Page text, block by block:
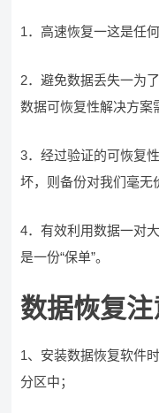
1．高速恢复一这是任
2．避免数据丢失一为
数据可恢复性解决方案
3．经过验证的可恢复
坏，则备份对我们毫无
4．有效利用数据一对
是一份“保单”。
数据恢复
1、安装数据恢复软件
分区中；